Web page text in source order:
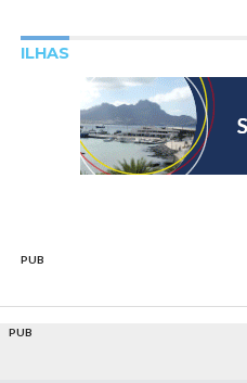
ILHAS
PUB
PUB